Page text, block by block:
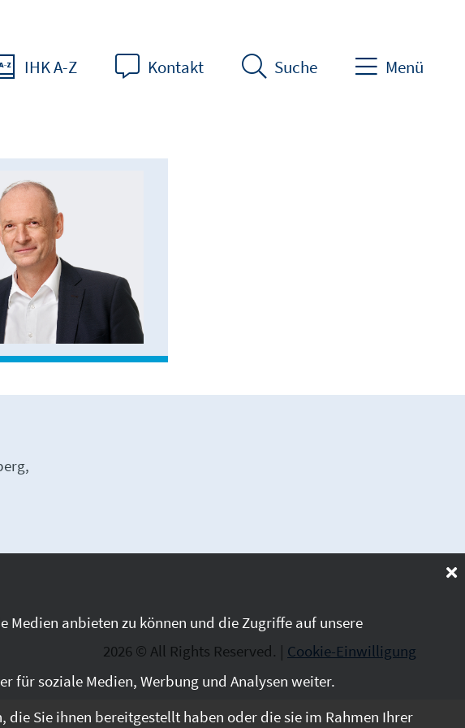
IHK A-Z Kontakt Suche Menü
2026 © All Rights Reserved. | Cookie-Einwilligung
Medien anbieten zu können und die Zugriffe auf unsere
für soziale Medien, Werbung und Analysen weiter.
Sie ihnen bereitgestellt haben oder die sie im Rahmen Ihrer